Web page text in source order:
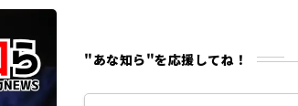
"あな知ら"を応援してね！